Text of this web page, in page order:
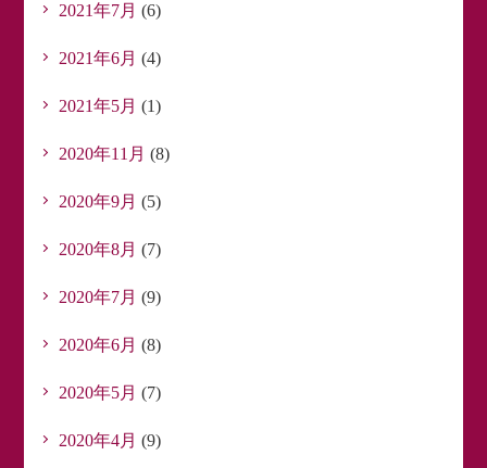
2021年7月 (6)
2021年6月 (4)
2021年5月 (1)
2020年11月 (8)
2020年9月 (5)
2020年8月 (7)
2020年7月 (9)
2020年6月 (8)
2020年5月 (7)
2020年4月 (9)